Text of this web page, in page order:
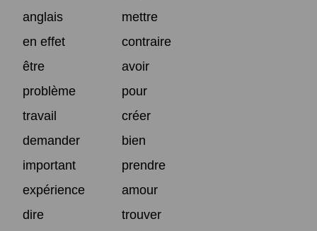
anglais
mettre
en effet
contraire
être
avoir
problème
pour
travail
créer
demander
bien
important
prendre
expérience
amour
dire
trouver